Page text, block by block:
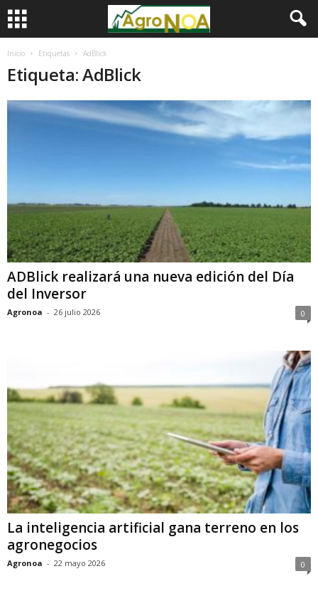
Inicio Etiquetas AdBlick
Etiqueta: AdBlick
ADBlick realizará una nueva edición del Día
del Inversor
Agronoa - 26 julio 2026 0
La inteligencia artificial gana terreno en los
agronegocios
Agronoa - 22 mayo 2026 0